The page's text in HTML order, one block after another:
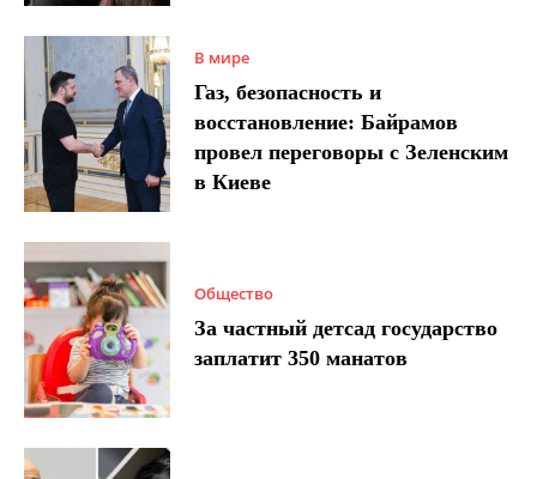
В мире
Газ, безопасность и
восстановление: Байрамов
провел переговоры с Зеленским
в Киеве
Общество
За частный детсад государство
заплатит 350 манатов